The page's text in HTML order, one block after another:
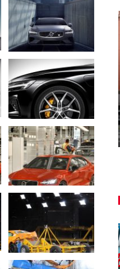
sa pomaly lúči,
ešte…
7, 2026 0